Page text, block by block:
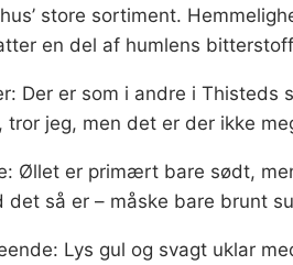
store sortiment.
en del af humlens
Der er som i andre i Thisteds
tror jeg, men det er der ikke
Øllet er primært bare sødt,
det så er – måske bare brunt
Lys gul og svagt uklar